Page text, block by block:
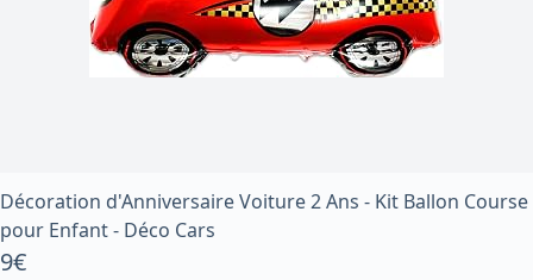
Décoration d'Anniversaire Voiture 2 Ans - Kit Ballon Course
pour Enfant - Déco Cars
9€